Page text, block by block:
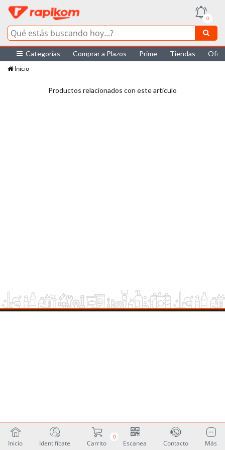
0
Categorías Comprar a Plazos Prime Tiendas
Inicio
Productos relacionados con este artículo
Inicio Identifícate
0
Carrito Escanea Contacto Más